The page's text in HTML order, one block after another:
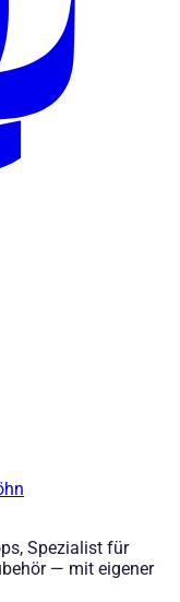
Spezialist für
— mit eigener